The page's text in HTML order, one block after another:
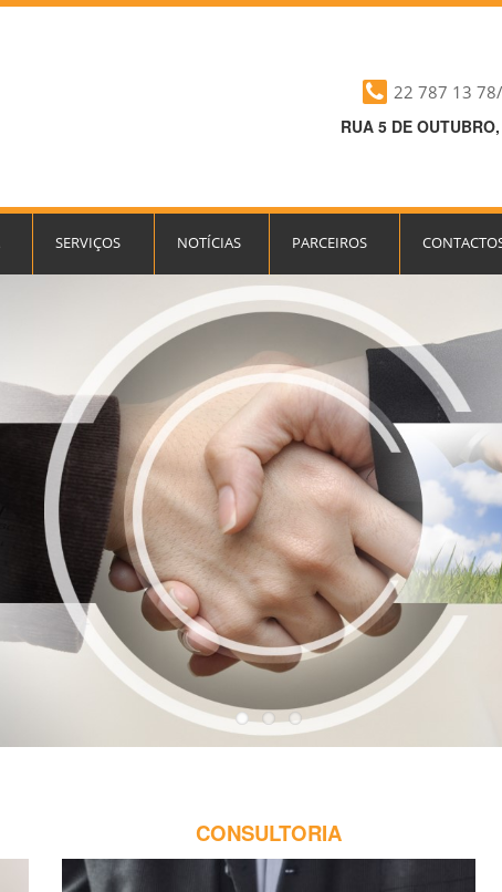
22 787 13
RUA 5 DE
SERVIÇOS NOTÍCIAS PARCEIROS
CONSULTORIA